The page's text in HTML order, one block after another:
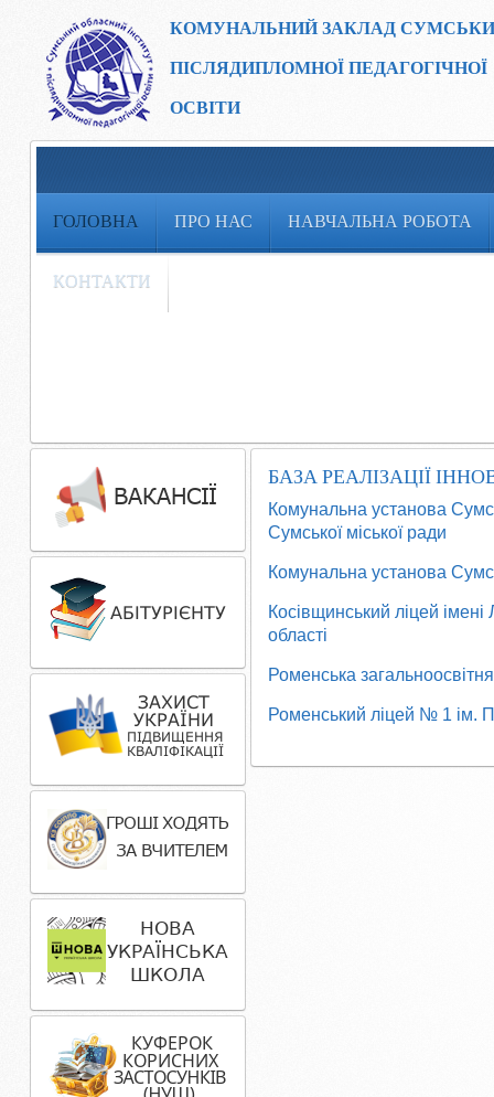
КОМУНАЛЬНИЙ ЗАКЛАД
ПІСЛЯДИПЛОМНОЇ ПЕДАГОГІЧНОЇ
ОСВІТИ
ГОЛОВНА ПРО НАС НАВЧАЛЬНА РОБОТА
КОНТАКТИ
БАЗА РЕАЛІЗАЦІЇ
Комунальна установа
Сумської міської ради
Комунальна установа
Косівщинський ліцей
області
Роменська
Роменський ліцей № 1 ім.